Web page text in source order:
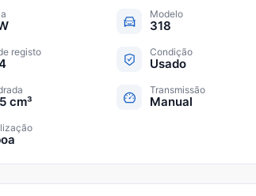
Modelo
318
registo Condição
Usado
cm³
Transmissão
Manual